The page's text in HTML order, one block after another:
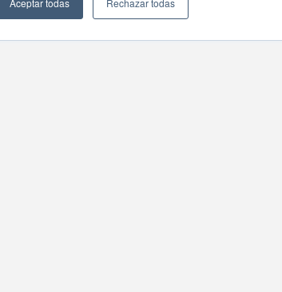
Aceptar todas Rechazar todas